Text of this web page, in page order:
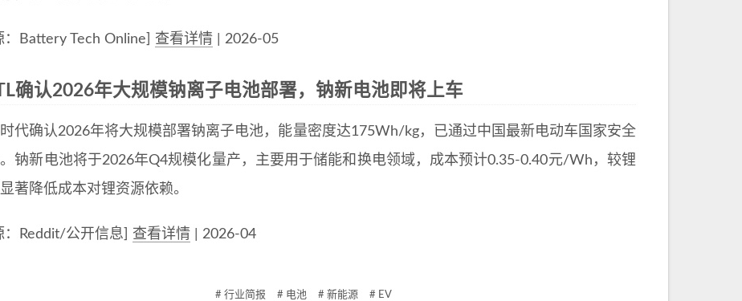
：Battery Tech Online] 查看详情 | 2026-05
确认2026年大规模钠离子电池部署，钠新电池即将上车
代确认2026年将大规模部署钠离子电池，能量密度达175Wh/kg，已通过中国最新电动车国家安全
钠新电池将于2026年Q4规模化量产，主要用于储能和换电领域，成本预计0.35-0.40元/Wh，较锂
著降低成本对锂资源依赖。
：Reddit/公开信息] 查看详情 | 2026-04
# 行业简报 # 电池 # 新能源 # EV